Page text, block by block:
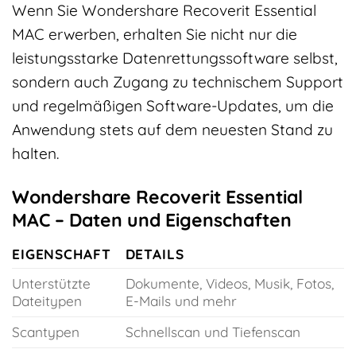
Wenn Sie Wondershare Recoverit Essential
MAC erwerben, erhalten Sie nicht nur die
leistungsstarke Datenrettungssoftware selbst,
sondern auch Zugang zu technischem Support
und regelmäßigen Software-Updates, um die
Anwendung stets auf dem neuesten Stand zu
halten.
Wondershare Recoverit Essential
MAC – Daten und Eigenschaften
EIGENSCHAFT
DETAILS
Unterstützte
Dateitypen
Dokumente, Videos, Musik, Fotos,
E-Mails und mehr
Scantypen
Schnellscan und Tiefenscan